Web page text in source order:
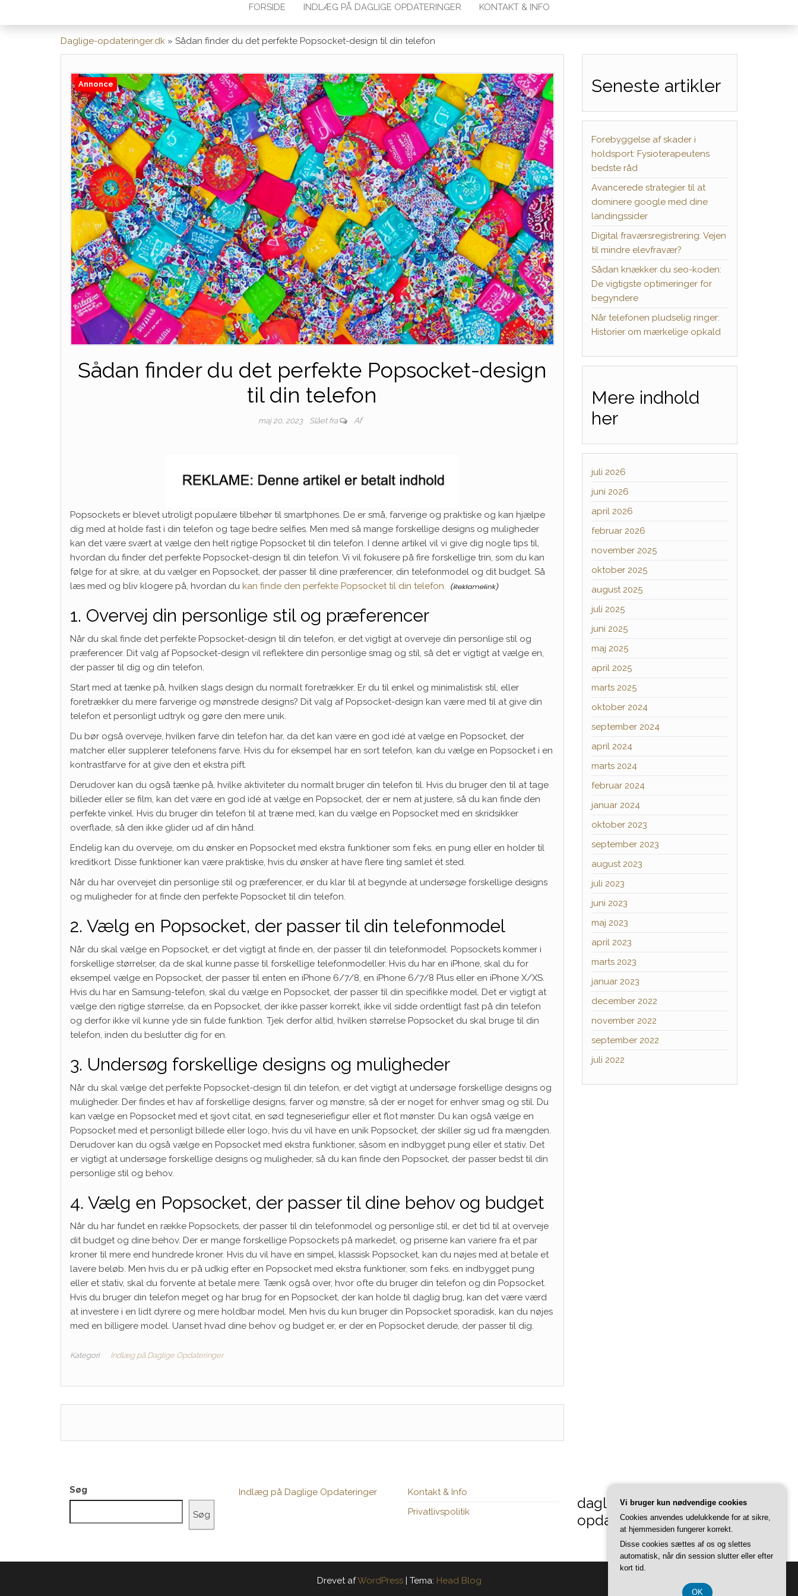
FORSIDE INDLÆG PÅ DAGLIGE OPDATERINGER KONTAKT & INFO
Daglige-opdateringer.dk » Sådan finder du det perfekte Popsocket-design til din telefon
Annonce
Sådan finder du det perfekte Popsocket-design
til din telefon
maj 20, 2023 Slået fra Af
Popsockets er blevet utroligt populære tilbehør til smartphones. De er små, farverige og praktiske og kan hjælpe
dig med at holde fast i din telefon og tage bedre selfies. Men med så mange forskellige designs og muligheder
kan det være svært at vælge den helt rigtige Popsocket til din telefon. I denne artikel vil vi give dig nogle tips til,
hvordan du finder det perfekte Popsocket-design til din telefon. Vi vil fokusere på fire forskellige trin, som du kan
følge for at sikre, at du vælger en Popsocket, der passer til dine præferencer, din telefonmodel og dit budget. Så
læs med og bliv klogere på, hvordan du kan finde den perfekte Popsocket til din telefon.
1. Overvej din personlige stil og præferencer
Når du skal finde det perfekte Popsocket-design til din telefon, er det vigtigt at overveje din personlige stil og
præferencer. Dit valg af Popsocket-design vil reflektere din personlige smag og stil, så det er vigtigt at vælge en,
der passer til dig og din telefon.
Start med at tænke på, hvilken slags design du normalt foretrækker. Er du til enkel og minimalistisk stil, eller
foretrækker du mere farverige og mønstrede designs? Dit valg af Popsocket-design kan være med til at give din
telefon et personligt udtryk og gøre den mere unik.
Du bør også overveje, hvilken farve din telefon har, da det kan være en god idé at vælge en Popsocket, der
matcher eller supplerer telefonens farve. Hvis du for eksempel har en sort telefon, kan du vælge en Popsocket i en
kontrastfarve for at give den et ekstra pift.
Derudover kan du også tænke på, hvilke aktiviteter du normalt bruger din telefon til. Hvis du bruger den til at tage
billeder eller se film, kan det være en god idé at vælge en Popsocket, der er nem at justere, så du kan finde den
perfekte vinkel. Hvis du bruger din telefon til at træne med, kan du vælge en Popsocket med en skridsikker
overflade, så den ikke glider ud af din hånd.
Endelig kan du overveje, om du ønsker en Popsocket med ekstra funktioner som f.eks. en pung eller en holder til
kreditkort. Disse funktioner kan være praktiske, hvis du ønsker at have flere ting samlet ét sted.
Når du har overvejet din personlige stil og præferencer, er du klar til at begynde at undersøge forskellige designs
og muligheder for at finde den perfekte Popsocket til din telefon.
2. Vælg en Popsocket, der passer til din telefonmodel
Når du skal vælge en Popsocket, er det vigtigt at finde en, der passer til din telefonmodel. Popsockets kommer i
forskellige størrelser, da de skal kunne passe til forskellige telefonmodeller. Hvis du har en iPhone, skal du for
eksempel vælge en Popsocket, der passer til enten en iPhone 6/7/8, en iPhone 6/7/8 Plus eller en iPhone X/XS.
Hvis du har en Samsung-telefon, skal du vælge en Popsocket, der passer til din specifikke model. Det er vigtigt at
vælge den rigtige størrelse, da en Popsocket, der ikke passer korrekt, ikke vil sidde ordentligt fast på din telefon
og derfor ikke vil kunne yde sin fulde funktion. Tjek derfor altid, hvilken størrelse Popsocket du skal bruge til din
telefon, inden du beslutter dig for en.
3. Undersøg forskellige designs og muligheder
Når du skal vælge det perfekte Popsocket-design til din telefon, er det vigtigt at undersøge forskellige designs og
muligheder. Der findes et hav af forskellige designs, farver og mønstre, så der er noget for enhver smag og stil. Du
kan vælge en Popsocket med et sjovt citat, en sød tegneseriefigur eller et flot mønster. Du kan også vælge en
Popsocket med et personligt billede eller logo, hvis du vil have en unik Popsocket, der skiller sig ud fra mængden.
Derudover kan du også vælge en Popsocket med ekstra funktioner, såsom en indbygget pung eller et stativ. Det
er vigtigt at undersøge forskellige designs og muligheder, så du kan finde den Popsocket, der passer bedst til din
personlige stil og behov.
4. Vælg en Popsocket, der passer til dine behov og budget
Når du har fundet en række Popsockets, der passer til din telefonmodel og personlige stil, er det tid til at overveje
dit budget og dine behov. Der er mange forskellige Popsockets på markedet, og priserne kan variere fra et par
kroner til mere end hundrede kroner. Hvis du vil have en simpel, klassisk Popsocket, kan du nøjes med at betale et
lavere beløb. Men hvis du er på udkig efter en Popsocket med ekstra funktioner, som f.eks. en indbygget pung
eller et stativ, skal du forvente at betale mere. Tænk også over, hvor ofte du bruger din telefon og din Popsocket.
Hvis du bruger din telefon meget og har brug for en Popsocket, der kan holde til daglig brug, kan det være værd
at investere i en lidt dyrere og mere holdbar model. Men hvis du kun bruger din Popsocket sporadisk, kan du nøjes
med en billigere model. Uanset hvad dine behov og budget er, er der en Popsocket derude, der passer til dig.
Kategori Indlæg på Daglige Opdateringer
Seneste artikler
Forebyggelse af skader i
holdsport: Fysioterapeutens
bedste råd
Avancerede strategier til at
dominere google med dine
landingssider
Digital fraværsregistrering: Vejen
til mindre elevfravær?
Sådan knækker du seo-koden:
De vigtigste optimeringer for
begyndere
Når telefonen pludselig ringer:
Historier om mærkelige opkald
Mere indhold
her
juli 2026
juni 2026
april 2026
februar 2026
november 2025
oktober 2025
august 2025
juli 2025
juni 2025
maj 2025
april 2025
marts 2025
oktober 2024
september 2024
april 2024
marts 2024
februar 2024
januar 2024
oktober 2023
september 2023
august 2023
juli 2023
juni 2023
maj 2023
april 2023
marts 2023
januar 2023
december 2022
november 2022
september 2022
juli 2022
Søg
Søg
Indlæg på Daglige Opdateringer
Kontakt & Info
Privatlivspolitik
daglige-
opdateringer.dk
Drevet afWordPress | Tema: Head Blog
Vi bruger kun nødvendige cookies
Cookies anvendes udelukkende for at sikre,
at hjemmesiden fungerer korrekt.
Disse cookies sættes af os og slettes
automatisk, når din session slutter eller efter
kort tid.
OK